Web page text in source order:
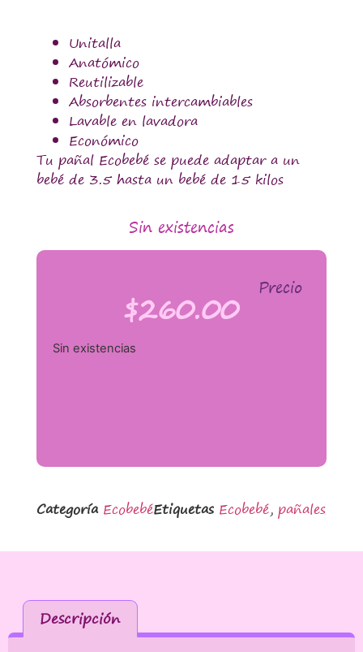
Unitalla
Anatómico
Reutilizable
Absorbentes intercambiables
Lavable en lavadora
Económico
Tu pañal Ecobebé se puede adaptar a un
bebé de 3.5 hasta un bebé de 15 kilos
Sin existencias
Precio
$260.00
Sin existencias
Categoría EcobebéEtiquetas Ecobebé, pañales
Descripción